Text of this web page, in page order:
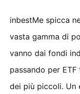
inbestMe spicca
vasta gamma di
vanno dai fondi
passando per
dei più piccoli. Un